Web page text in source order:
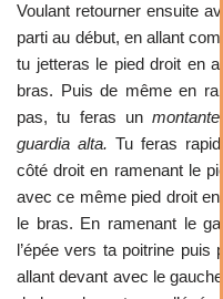
Voulant retourner ensuite
parti au début, en allant
tu jetteras le pied droit en
bras. Puis de même en
pas, tu feras unmontante
guardia alta. Tu feras
côté droit en ramenant le
avec ce même pied droit en
le bras. En ramenant le
l’épée vers ta poitrine puis
allant devant avec le